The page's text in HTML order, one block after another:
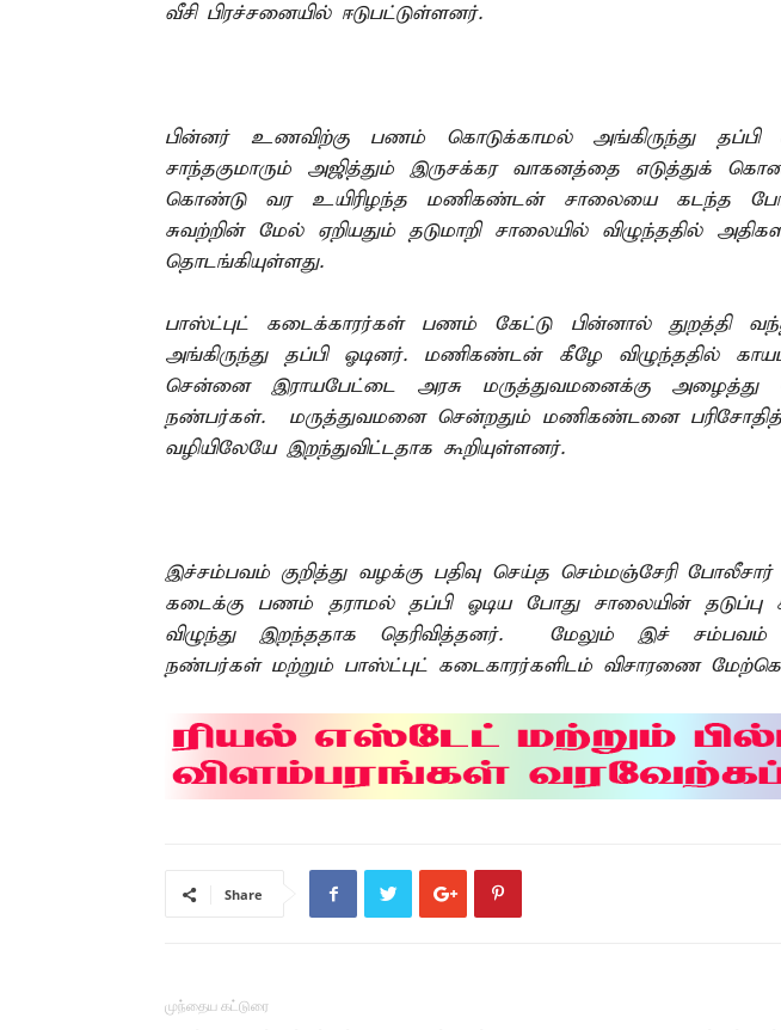
வீசி பிரச்சனையில் ஈடுபட்டுள்ளனர்.
பின்னர் உணவிற்கு பணம் கொடுக்காமல் அங்கிருந்து தப்பி
சாந்தகுமாரும் அஜித்தும் இருசக்கர வாகனத்தை எடுத்துக்
கொண்டு வர உயிரிழந்த மணிகண்டன் சாலையை கடந்த
சுவற்றின் மேல் ஏறியதும் தடுமாறி சாலையில் விழுந்ததில்
தொடங்கியுள்ளது.
பாஸ்ட்புட் கடைக்காரர்கள் பணம் கேட்டு பின்னால் துறத்தி
அங்கிருந்து தப்பி ஓடினர். மணிகண்டன் கீழே விழுந்ததில்
சென்னை இராயபேட்டை அரசு மருத்துவமனைக்கு அழைத்து
நண்பர்கள். மருத்துவமனை சென்றதும் மணிகண்டனை
வழியிலேயே இறந்துவிட்டதாக கூறியுள்ளனர்.
இச்சம்பவம் குறித்து வழக்கு பதிவு செய்த செம்மஞ்சேரி
கடைக்கு பணம் தராமல் தப்பி ஓடிய போது சாலையின் தடுப்பு
விழுந்து இறந்ததாக தெரிவித்தனர். மேலும் இச் சம்பவம்
நண்பர்கள் மற்றும் பாஸ்ட்புட் கடைகாரர்களிடம் விசாரணை
Share
முந்தைய கட்டுரை